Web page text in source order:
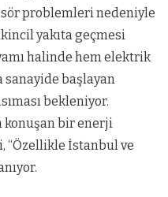
problemleri nedeniyle
yakıta geçmesi
halinde hem elektrik
sanayide başlayan
bekleniyor.
konuşan bir enerji
“Özellikle İstanbul ve